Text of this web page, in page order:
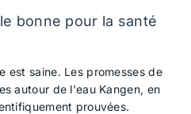
bonne pour la santé
est saine. Les promesses de
autour de l'eau Kangen, en
prouvées.